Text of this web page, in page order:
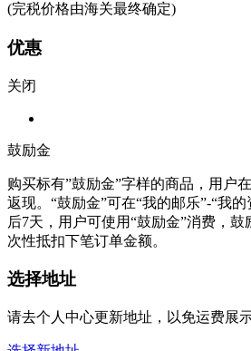
(完税价格由海关最终确定)
优惠
关闭
鼓励金
购买标有”鼓励金”字样的商品，用户
返现。“鼓励金”可在“我的邮乐”-“我
后7天，用户可使用“鼓励金”消费，
次性抵扣下笔订单金额。
选择地址
请去个人中心更新地址，以免运费展